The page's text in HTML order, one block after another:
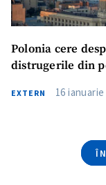
Polonia cere
distrugerile din
EXTERN 16 ianuarie
Telefon
+
Am
acord